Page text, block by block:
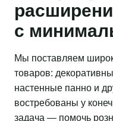
с
Мы поставляем
товаров:
настенные панно и
востребованы у
задача — помочь